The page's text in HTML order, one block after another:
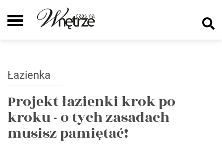
Łazienka
Projekt łazienki krok po
kroku - o tych zasadach
musisz pamiętać!